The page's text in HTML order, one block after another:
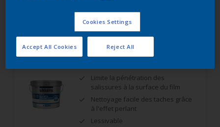
Alpha Rezisto Easy Clean Mat Velouté
Limite la pénétration des
salissures à la surface du film
Nettoyage facile des taches grâce
à l'effet perlant
Lessivable
Cookies Settings
Reject All
Accept All Cookies